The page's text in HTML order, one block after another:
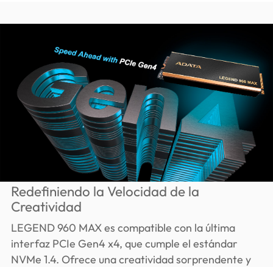
Redefiniendo la Velocidad de la
Creatividad
LEGEND 960 MAX es compatible con la última
interfaz PCIe Gen4 x4, que cumple el estándar
NVMe 1.4. Ofrece una creatividad sorprendente y